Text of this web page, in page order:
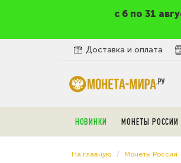
c 6 по 31
Доставка и оплата
НОВИНКИ МОНЕТЫ РОССИИ
На главную Монеты России